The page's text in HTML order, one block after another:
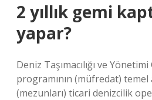
2 yıllık gemi
yapar?
Deniz Taşımacılığı ve
programının (müfredat) temel
(mezunları) ticari denizcilik